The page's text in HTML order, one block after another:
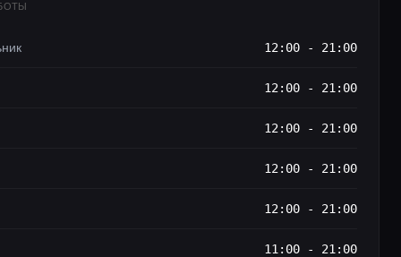
12:00 - 21:00
12:00 - 21:00
12:00 - 21:00
12:00 - 21:00
12:00 - 21:00
11:00 - 21:00